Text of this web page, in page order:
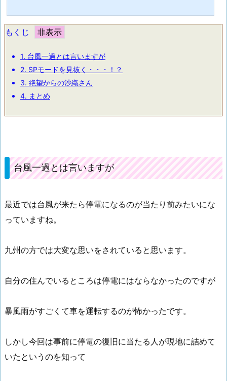
っていきまっしょい！絆２を浅めから打ってみた結果今回はD店に突撃です。会社から
はD店が一番近いので残業があった...
もくじ
1. 台風一過とは言いますが
2. SPモードを見抜く・・・！？
3. 絶望からの沙織さん
4. まとめ
台風一過とは言いますが
最近では台風が来たら停電になるのが当たり前みたいにな
っていますね。
九州の方では大変な思いをされていると思います。
自分の住んでいるところは停電にはならなかったのですが
暴風雨がすごくて車を運転するのが怖かったです。
しかし今回は事前に停電の復旧に当たる人が現地に詰めて
いたというのを知って